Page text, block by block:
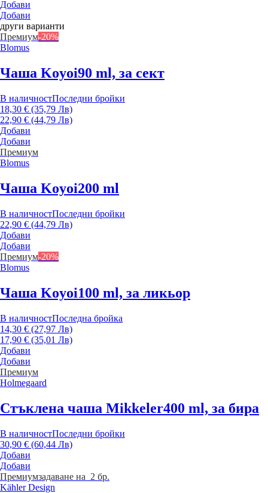
Добави
Добави
други варианти
Премиум-20%
Blomus
Чаша Koyoi90 ml, за сект
В наличностПоследни бройки
18,30 € (35,79 Лв)
22,90 € (44,79 Лв)
Добави
Добави
Премиум
Blomus
Чаша Koyoi200 ml
В наличностПоследни бройки
22,90 € (44,79 Лв)
Добави
Добави
Премиум-20%
Blomus
Чаша Koyoi100 ml, за ликьор
В наличностПоследна бройка
14,30 € (27,97 Лв)
17,90 € (35,01 Лв)
Добави
Добави
Премиум
Holmegaard
Стъклена чаша Mikkeler400 ml, за бира
В наличностПоследни бройки
30,90 € (60,44 Лв)
Добави
Добави
Премиумзадаване на 2 бр.
Kähler Design